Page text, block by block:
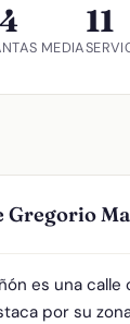
MEDIA
11
Gregorio
es una
por su